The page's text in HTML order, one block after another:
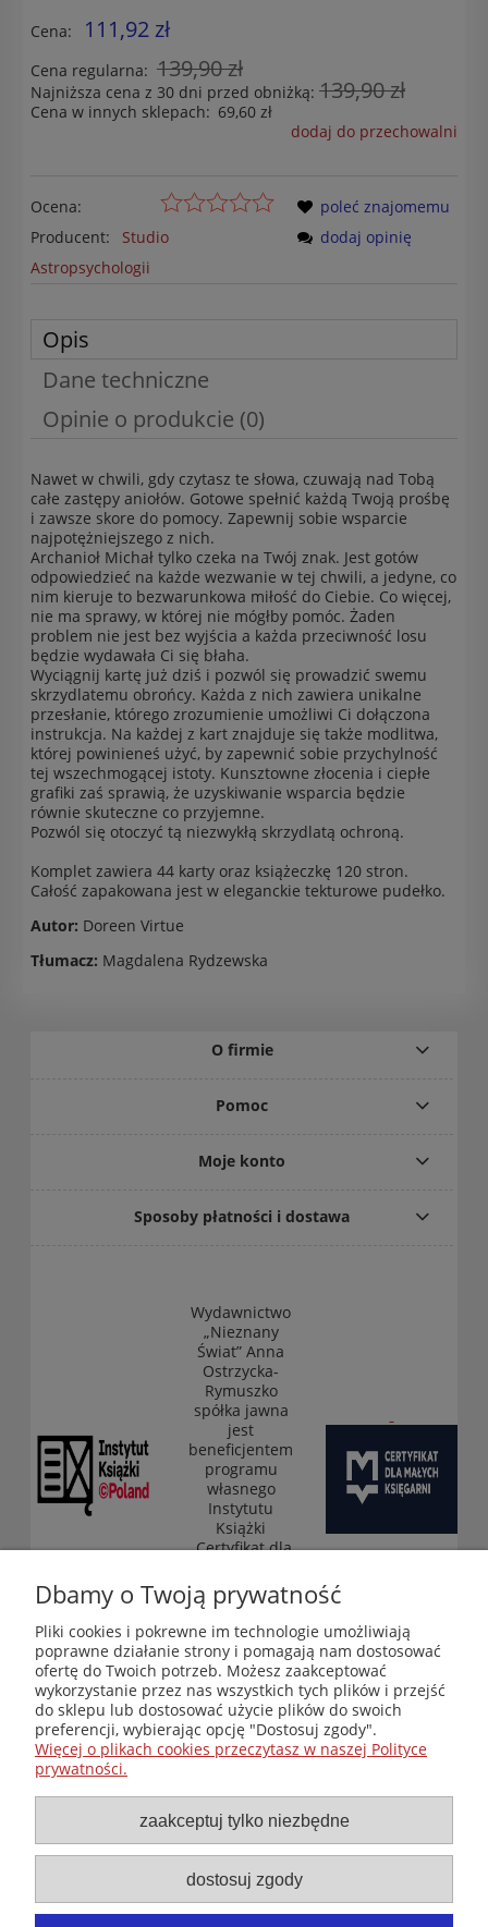
Cena: 111,92 zł
Cena regularna: 139,90 zł
Najniższa cena z 30 dni przed obniżką: 139,90 zł
Cena w innych sklepach: 69,60 zł
dodaj do przechowalni
Ocena:
Producent:
Studio
Astropsychologii
poleć znajomemu
dodaj opinię
Opis
Dane techniczne
Opinie o produkcie (0)
Nawet w chwili, gdy czytasz te słowa, czuwają nad Tobą
całe zastępy aniołów. Gotowe spełnić każdą Twoją prośbę
i zawsze skore do pomocy. Zapewnij sobie wsparcie
najpotężniejszego z nich.
Archanioł Michał tylko czeka na Twój znak. Jest gotów
odpowiedzieć na każde wezwanie w tej chwili, a jedyne, co
nim kieruje to bezwarunkowa miłość do Ciebie. Co więcej,
nie ma sprawy, w której nie mógłby pomóc. Żaden
problem nie jest bez wyjścia a każda przeciwność losu
będzie wydawała Ci się błaha.
Wyciągnij kartę już dziś i pozwól się prowadzić swemu
skrzydlatemu obrońcy. Każda z nich zawiera unikalne
przesłanie, którego zrozumienie umożliwi Ci dołączona
instrukcja. Na każdej z kart znajduje się także modlitwa,
której powinieneś użyć, by zapewnić sobie przychylność
tej wszechmogącej istoty. Kunsztowne złocenia i ciepłe
grafiki zaś sprawią, że uzyskiwanie wsparcia będzie
równie skuteczne co przyjemne.
Pozwól się otoczyć tą niezwykłą skrzydlatą ochroną.
Komplet zawiera 44 karty oraz książeczkę 120 stron.
Całość zapakowana jest w eleganckie tekturowe pudełko.
Autor: Doreen Virtue
Tłumacz: Magdalena Rydzewska
O firmie
Pomoc
Moje konto
Sposoby płatności i dostawa
Wydawnictwo
„Nieznany
Świat” Anna
Ostrzycka-
Rymuszko
spółka jawna
jest
beneficjentem
programu
własnego
Instytutu
Książki
„Certyfikat dla
księgarni”
(edycja 2025-
2026)
Księgarnia-Galeria "Nieznany Świat" - internetowy sklep
ezoteryczny online
Zapraszamy również do odwiedzenia naszej księgarni
stacjonarnej przy ul. Kredytowej 2 w Warszawie
© Copyright 2014-2026 Wydawnictwo "Nieznany Świat"
Wszelkie prawa zastrzeżone
Dbamy o Twoją prywatność
Pliki cookies i pokrewne im technologie umożliwiają
poprawne działanie strony i pomagają nam dostosować
ofertę do Twoich potrzeb. Możesz zaakceptować
wykorzystanie przez nas wszystkich tych plików i przejść
do sklepu lub dostosować użycie plików do swoich
preferencji, wybierając opcję "Dostosuj zgody".
Więcej o plikach cookies przeczytasz w naszej Polityce
prywatności.
zaakceptuj tylko niezbędne
dostosuj zgody